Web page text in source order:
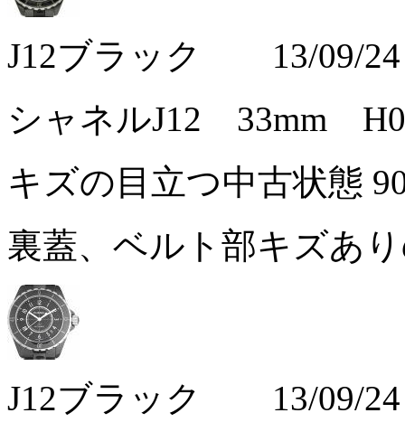
J12ブラック 13/09/24
シャネルJ12 33mm
キズの目立つ中古状態
裏蓋、ベルト部キズあ
J12ブラック 13/09/24